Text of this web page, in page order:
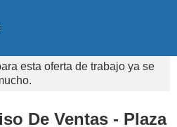
esta oferta de trabajo ya se
De Ventas - Plaza